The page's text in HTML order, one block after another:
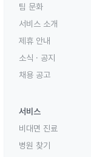
팀 문화
서비스 소개
제휴 안내
소식 · 공지
채용 공고
서비스
비대면 진료
병원 찾기